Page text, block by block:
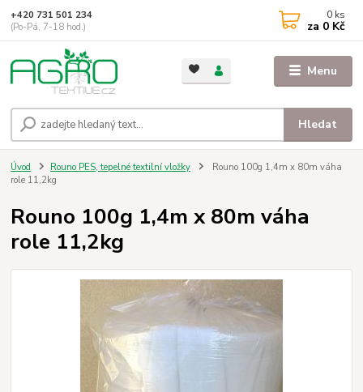
Menu
Hledat
+420 731 501 234
(Po-Pá, 7-18 hod.)
0 ks
za 0 Kč
Úvod Rouno PES, tepelné textilní vložky
Rouno 100g 1,4m x 80m váha
role 11,2kg
Rouno 100g 1,4m x 80m váha
role 11,2kg